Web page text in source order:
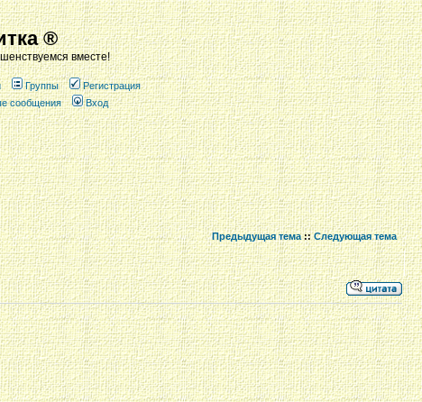
®
вместе!
Группы
Регистрация
сообщения Вход
Предыдущая тема::Следующая тема